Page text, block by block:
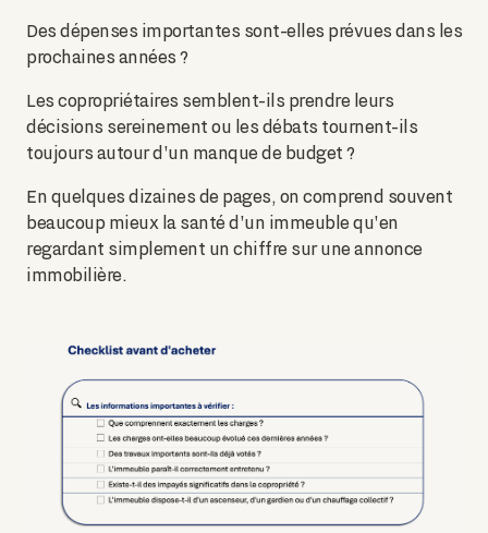
Des dépenses importantes sont-elles prévues dans les
prochaines années ?
Les copropriétaires semblent-ils prendre leurs
décisions sereinement ou les débats tournent-ils
toujours autour d'un manque de budget ?
En quelques dizaines de pages, on comprend souvent
beaucoup mieux la santé d'un immeuble qu'en
regardant simplement un chiffre sur une annonce
immobilière.